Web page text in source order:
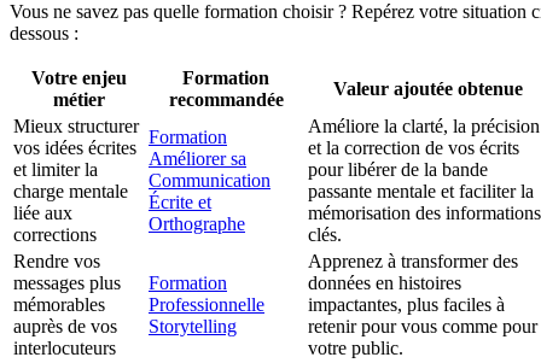
Vous ne savez pas quelle formation choisir ? Repérez votre situation
dessous :
Votre enjeu
métier
Formation
recommandée
Valeur ajoutée obtenue
Mieux structurer
vos idées écrites
et limiter la
charge mentale
liée aux
corrections
Formation
Améliorer sa
Communication
Écrite et
Orthographe
Améliore la clarté, la précision
et la correction de vos écrits
pour libérer de la bande
passante mentale et faciliter la
mémorisation des informations
clés.
Rendre vos
messages plus
mémorables
auprès de vos
interlocuteurs
Formation
Professionnelle
Storytelling
Apprenez à transformer des
données en histoires
impactantes, plus faciles à
retenir pour vous comme pour
votre public.